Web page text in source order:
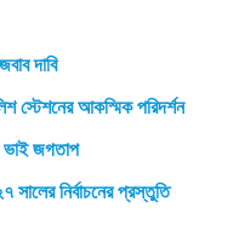
দাবি
স্টেশনের আকস্মিক পরিদর্শন
ভাই জগতাপ
নির্বাচনের প্রস্তুতি